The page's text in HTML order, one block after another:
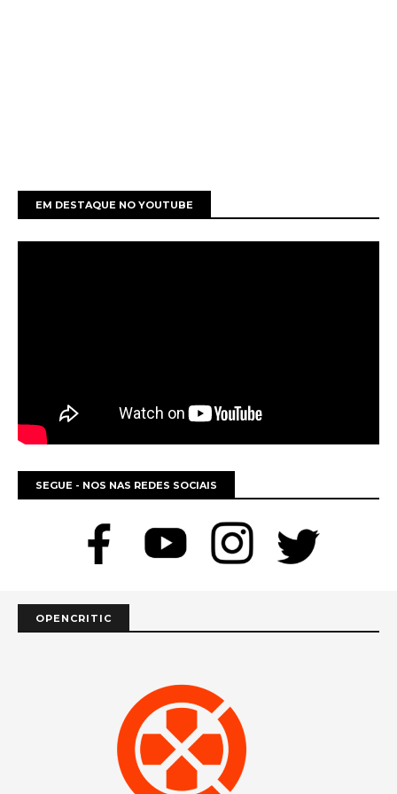
EM DESTAQUE NO YOUTUBE
SEGUE - NOS NAS REDES SOCIAIS
OPENCRITIC